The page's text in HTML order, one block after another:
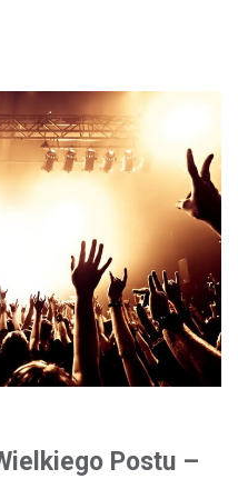
Postu –